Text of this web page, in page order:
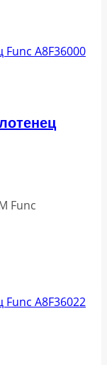
Func